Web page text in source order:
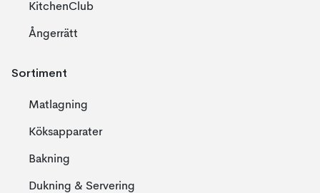
KitchenClub
Ångerrätt
Sortiment
Matlagning
Köksapparater
Bakning
Dukning & Servering